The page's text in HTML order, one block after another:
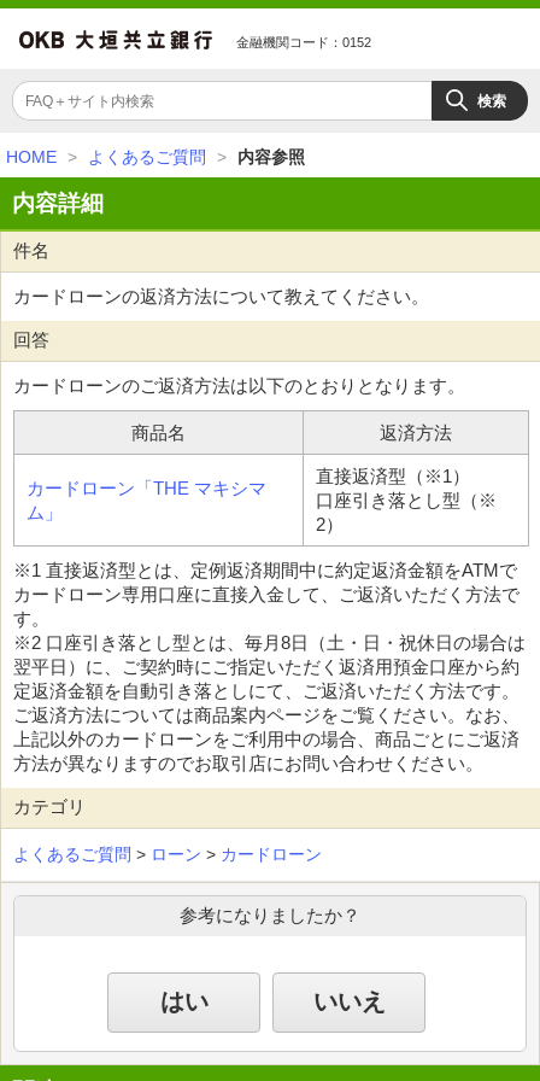
金融機関コード：0152
HOME > よくあるご質問 > 内容参照
内容詳細
件名
カードローンの返済方法について教えてください。
回答
カードローンのご返済方法は以下のとおりとなります。
商品名 返済方法
カードローン「THE マキシマ
ム」
直接返済型（※1）
口座引き落とし型（※
2）
※1 直接返済型とは、定例返済期間中に約定返済金額をATMで
カードローン専用口座に直接入金して、ご返済いただく方法で
す。
※2 口座引き落とし型とは、毎月8日（土・日・祝休日の場合は
翌平日）に、ご契約時にご指定いただく返済用預金口座から約
定返済金額を自動引き落としにて、ご返済いただく方法です。
ご返済方法については商品案内ページをご覧ください。なお、
上記以外のカードローンをご利用中の場合、商品ごとにご返済
方法が異なりますのでお取引店にお問い合わせください。
カテゴリ
よくあるご質問 > ローン > カードローン
参考になりましたか？
はい いいえ